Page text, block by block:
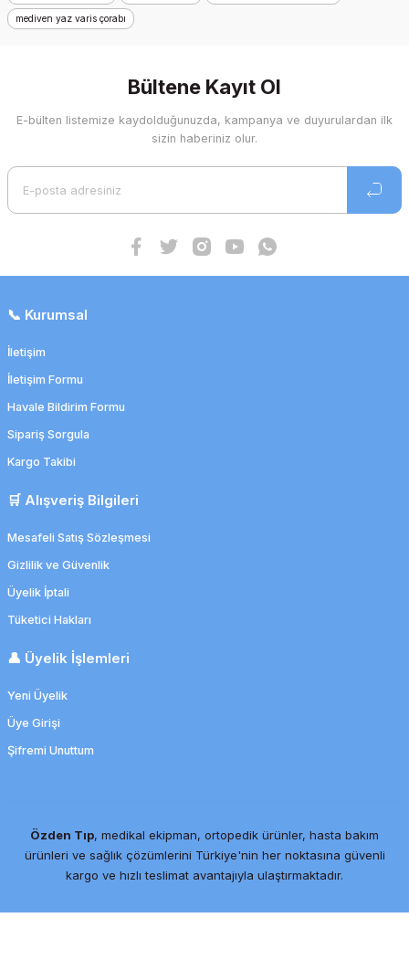
mediven yaz varis çorabı
Bültene Kayıt Ol
E-bülten listemize kaydolduğunuzda, kampanya ve duyurulardan ilk
sizin haberiniz olur.
📞 Kurumsal
İletişim
İletişim Formu
Havale Bildirim Formu
Sipariş Sorgula
Kargo Takibi
🛒 Alışveriş Bilgileri
Mesafeli Satış Sözleşmesi
Gizlilik ve Güvenlik
Üyelik İptali
Tüketici Hakları
👤 Üyelik İşlemleri
Yeni Üyelik
Üye Girişi
Şifremi Unuttum
Özden Tıp, medikal ekipman, ortopedik ürünler, hasta bakım
ürünleri ve sağlık çözümlerini Türkiye'nin her noktasına güvenli
kargo ve hızlı teslimat avantajıyla ulaştırmaktadır.